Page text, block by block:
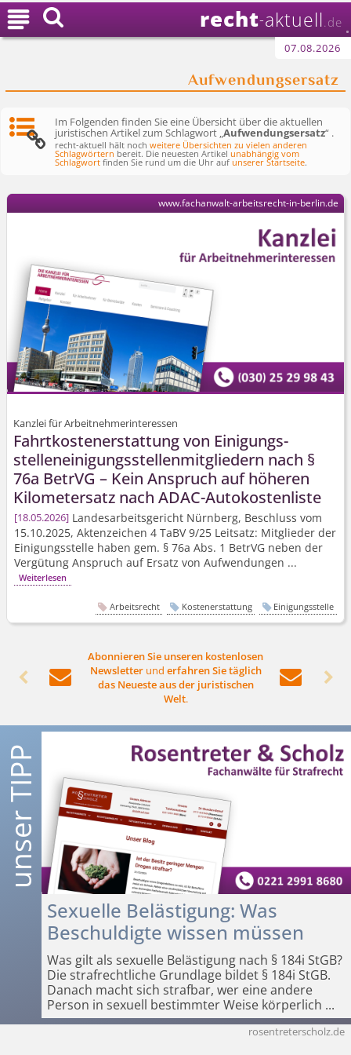
recht-aktuell .de
07.08.2026
Aufwendungsersatz

Im Folgenden finden Sie eine Übersicht über die aktuellen
juristischen Artikel zum Schlagwort „Aufwendungsersatz“ .
recht-aktuell hält nochweitere Übersichten zu vielen anderen
Schlagwörtern bereit. Die neuesten Artikelunabhängig vom
Schlagwort finden Sie rund um die Uhr aufunserer Startseite.
Kanzlei für Arbeitnehmerinteressen
Fahrtkosten­erstattung von Einigungs­
stellenei­nigungsstel­lenmitgliedern nach §
76a BetrVG – Kein Anspruch auf höheren
Kilometersatz nach ADAC-Autokostenliste
18.05.2026 Landesarbeits­gericht Nürnberg, Beschluss vom
15.10.2025, Aktenzeichen 4 TaBV 9/25 Leitsatz: Mitglieder der
Einigungsstelle haben gem. § 76a Abs. 1 BetrVG neben der
Vergütung Anspruch auf Ersatz von Aufwendungen ...
Weiterlesen
www.fachanwalt-arbeitsrecht-in-berlin.de
Arbeitsrecht Kostenerstattung Einigungsstelle
 
Abonnieren Sie unseren kostenlosen
Newsletterund erfahren Sie täglich
das Neueste aus der juristischen
Welt.
 
Sexuelle Belästigung: Was
Beschuldigte wissen müssen
Was gilt als sexuelle Belästigung nach § 184i StGB?
Die strafrechtliche Grundlage bildet § 184i StGB.
Danach macht sich strafbar, wer eine andere
Person in sexuell bestimmter Weise körperlich ...
rosentreterscholz.de